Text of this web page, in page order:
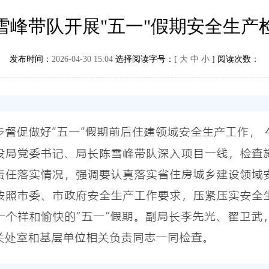
峰带队开展"五一"假期安全生产
发布时间： 2026-04-30 15:04 选择阅读字号：[ 大 中 小 ] 阅读次数：